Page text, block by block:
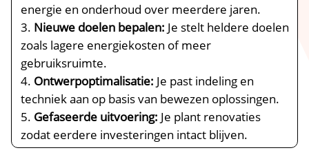
energie en onderhoud over meerdere jaren.​
Nieuwe doelen bepalen: Je stelt heldere doelen
zoals lagere energiekosten of meer
gebruiksruimte.​
Ontwerpoptimalisatie: Je past indeling en
techniek aan op basis van bewezen oplossingen.​
Gefaseerde uitvoering: Je plant renovaties
zodat eerdere investeringen intact blijven.​